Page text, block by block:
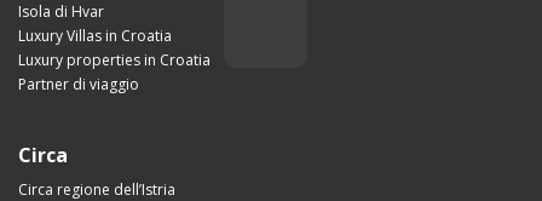
Isola di Hvar
Luxury Villas in Croatia
Luxury properties in Croatia
Partner di viaggio
Circa
Circa regione dell’Istria